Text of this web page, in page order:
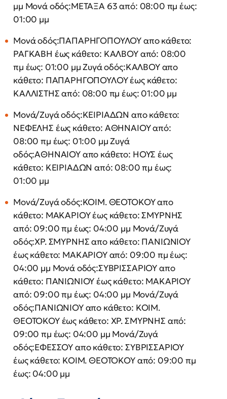
μμ Μονά οδός:ΜΕΤΑΞΑ 63 από: 08:00 πμ έως:
01:00 μμ
Μονά οδός:ΠΑΠΑΡΗΓΟΠΟΥΛΟΥ απο κάθετο:
ΡΑΓΚΑΒΗ έως κάθετο: ΚΑΛΒΟΥ από: 08:00
πμ έως: 01:00 μμ Ζυγά οδός:ΚΑΛΒΟΥ απο
κάθετο: ΠΑΠΑΡΗΓΟΠΟΥΛΟΥ έως κάθετο:
ΚΑΛΛΙΣΤΗΣ από: 08:00 πμ έως: 01:00 μμ
Μονά/Ζυγά οδός:ΚΕΙΡΙΑΔΩΝ απο κάθετο:
ΝΕΦΕΛΗΣ έως κάθετο: ΑΘΗΝΑΙΟΥ από:
08:00 πμ έως: 01:00 μμ Ζυγά
οδός:ΑΘΗΝΑΙΟΥ απο κάθετο: ΗΟΥΣ έως
κάθετο: ΚΕΙΡΙΑΔΩΝ από: 08:00 πμ έως:
01:00 μμ
Μονά/Ζυγά οδός:ΚΟΙΜ. ΘΕΟΤΟΚΟΥ απο
κάθετο: ΜΑΚΑΡΙΟΥ έως κάθετο: ΣΜΥΡΝΗΣ
από: 09:00 πμ έως: 04:00 μμ Μονά/Ζυγά
οδός:ΧΡ. ΣΜΥΡΝΗΣ απο κάθετο: ΠΑΝΙΩΝΙΟΥ
έως κάθετο: ΜΑΚΑΡΙΟΥ από: 09:00 πμ έως:
04:00 μμ Μονά οδός:ΣΥΒΡΙΣΣΑΡΙΟΥ απο
κάθετο: ΠΑΝΙΩΝΙΟΥ έως κάθετο: ΜΑΚΑΡΙΟΥ
από: 09:00 πμ έως: 04:00 μμ Μονά/Ζυγά
οδός:ΠΑΝΙΩΝΙΟΥ απο κάθετο: ΚΟΙΜ.
ΘΕΟΤΟΚΟΥ έως κάθετο: ΧΡ. ΣΜΥΡΝΗΣ από:
09:00 πμ έως: 04:00 μμ Μονά/Ζυγά
οδός:ΕΦΕΣΣΟΥ απο κάθετο: ΣΥΒΡΙΣΣΑΡΙΟΥ
έως κάθετο: ΚΟΙΜ. ΘΕΟΤΟΚΟΥ από: 09:00 πμ
έως: 04:00 μμ